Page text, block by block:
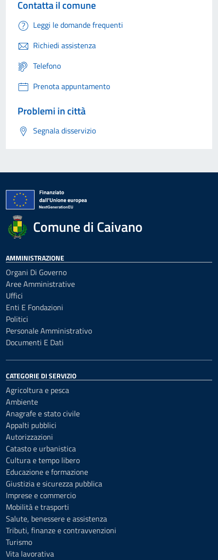
Contatta il comune
Leggi le domande frequenti
Richiedi assistenza
Telefono
Prenota appuntamento
Problemi in città
Segnala disservizio
Comune di Caivano
AMMINISTRAZIONE
Organi Di Governo
Aree Amministrative
Uffici
Enti E Fondazioni
Politici
Personale Amministrativo
Documenti E Dati
CATEGORIE DI SERVIZIO
Agricoltura e pesca
Ambiente
Anagrafe e stato civile
Appalti pubblici
Autorizzazioni
Catasto e urbanistica
Cultura e tempo libero
Educazione e formazione
Giustizia e sicurezza pubblica
Imprese e commercio
Mobilità e trasporti
Salute, benessere e assistenza
Tributi, finanze e contravvenzioni
Turismo
Vita lavorativa